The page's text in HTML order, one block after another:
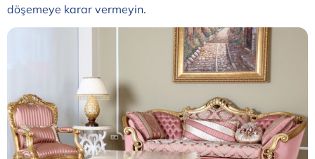
döşemeye karar vermeyin.